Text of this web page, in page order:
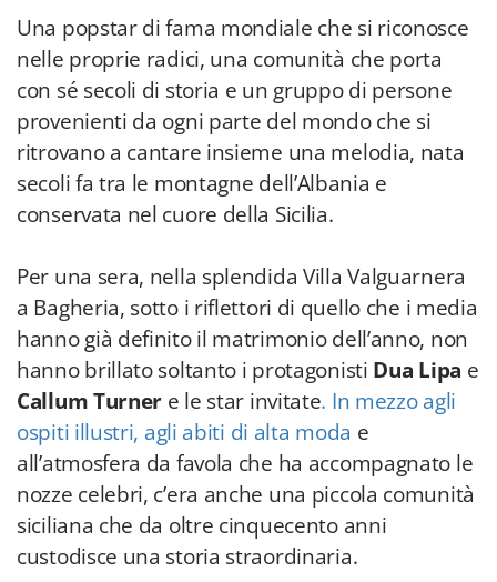
Una popstar di fama mondiale che si riconosce
nelle proprie radici, una comunità che porta
con sé secoli di storia e un gruppo di persone
provenienti da ogni parte del mondo che si
ritrovano a cantare insieme una melodia, nata
secoli fa tra le montagne dell’Albania e
conservata nel cuore della Sicilia.
Per una sera, nella splendida Villa Valguarnera
a Bagheria, sotto i riflettori di quello che i media
hanno già definito il matrimonio dell’anno, non
hanno brillato soltanto i protagonisti Dua Lipa e
Callum Turner e le star invitate. In mezzo agli
ospiti illustri, agli abiti di alta moda e
all’atmosfera da favola che ha accompagnato le
nozze celebri, c’era anche una piccola comunità
siciliana che da oltre cinquecento anni
custodisce una storia straordinaria.